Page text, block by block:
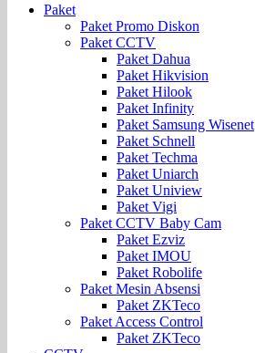
Paket
Paket Promo Diskon
Paket CCTV
Paket Dahua
Paket Hikvision
Paket Hilook
Paket Infinity
Paket Samsung Wisenet
Paket Schnell
Paket Techma
Paket Uniarch
Paket Uniview
Paket Vigi
Paket CCTV Baby Cam
Paket Ezviz
Paket IMOU
Paket Robolife
Paket Mesin Absensi
Paket ZKTeco
Paket Access Control
Paket ZKTeco